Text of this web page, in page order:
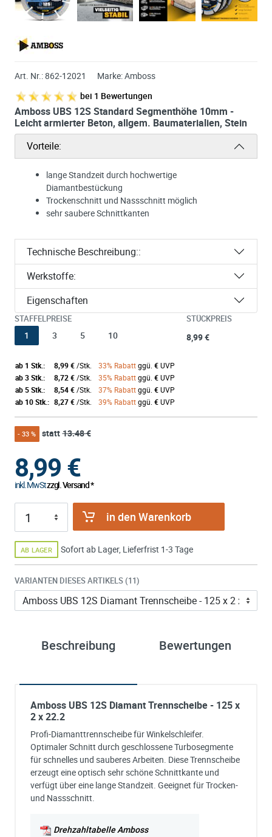
Art. Nr.:862-12021 Marke:Amboss
bei 1 Bewertungen
Amboss UBS 12S Standard Segmenthöhe 10mm -
Leicht armierter Beton, allgem. Baumaterialien, Stein
Vorteile:
lange Standzeit durch hochwertige
Diamantbestückung
Trockenschnitt und Nassschnitt möglich
sehr saubere Schnittkanten
Technische Beschreibung::
Werkstoffe:
Eigenschaften
STAFFELPREISE
1 3 5 10
STÜCKPREIS
8,99 €
ab 1 Stk.: 8,99 €/Stk. 33% Rabattggü. €UVP
ab 3 Stk.:
8,72 €/Stk. 35% Rabattggü. €UVP
ab 5 Stk.:
8,54 €/Stk. 37% Rabattggü. €UVP
ab 10 Stk.: 8,27 €/Stk. 39% Rabattggü. €UVP
- 33 % statt 13.48 €
8,99€
inkl. MwStzzgl. Versand *
in den Warenkorb
AB LAGER Sofort ab Lager, Lieferfrist 1-3 Tage
VARIANTEN DIESES ARTIKELS (11)
Beschreibung Bewertungen
Amboss UBS 12S Diamant Trennscheibe - 125 x
2 x 22.2
Profi-Diamanttrennscheibe für Winkelschleifer.
Optimaler Schnitt durch geschlossene Turbosegmente
für schnelles und sauberes Arbeiten. Diese Trennscheibe
erzeugt eine optisch sehr schöne Schnittkante und
verfügt über eine lange Standzeit. Geeignet für Trocken-
und Nassschnitt.
Drehzahltabelle Amboss